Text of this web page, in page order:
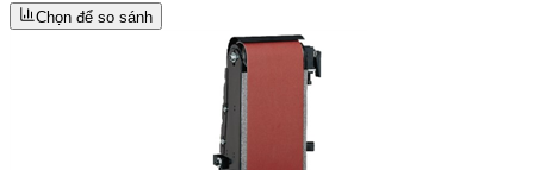
Chọn để so sánh